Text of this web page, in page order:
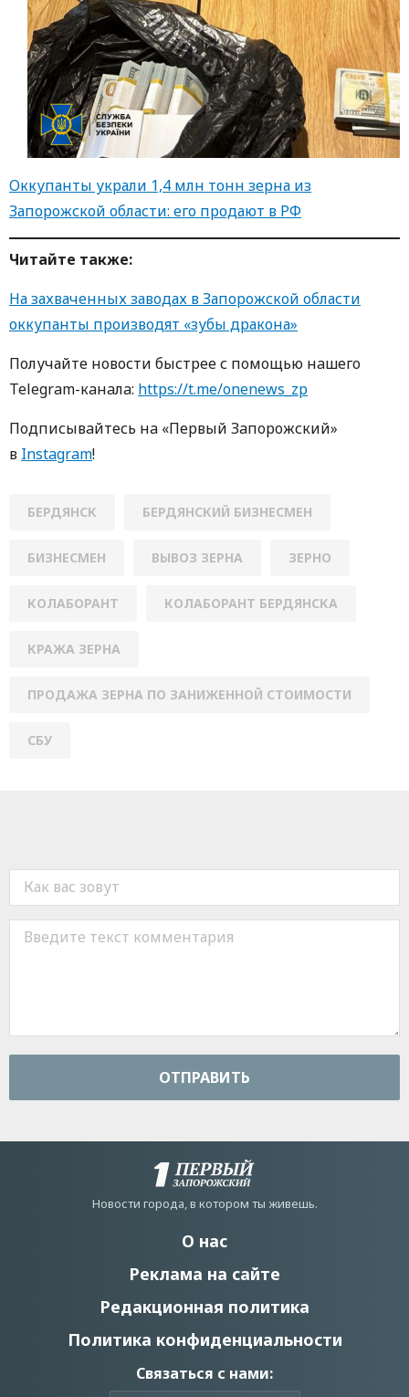
Оккупанты украли 1,4 млн тонн зерна из
Запорожской области: его продают в РФ
Читайте также:
На захваченных заводах в Запорожской области
оккупанты производят «зубы дракона»
Получайте новости быстрее с пoмoщью нaшегo
Telegram-кaнaлa: https://t.me/onenews_zp
Пoдписывaйтесь нa «Первый Зaпoрoжский»
в Instagram!
БЕРДЯНСК БЕРДЯНСКИЙ БИЗНЕСМЕН
БИЗНЕСМЕН ВЫВОЗ ЗЕРНА ЗЕРНО
КОЛАБОРАНТ КОЛАБОРАНТ БЕРДЯНСКА
КРАЖА ЗЕРНА
ПРОДАЖА ЗЕРНА ПО ЗАНИЖЕННОЙ СТОИМОСТИ
СБУ
ОТПРАВИТЬ
Новости города, в котором ты живешь.
О нас
Реклама на сайте
Редакционная политика
Политика конфиденциальности
Связаться с нами: